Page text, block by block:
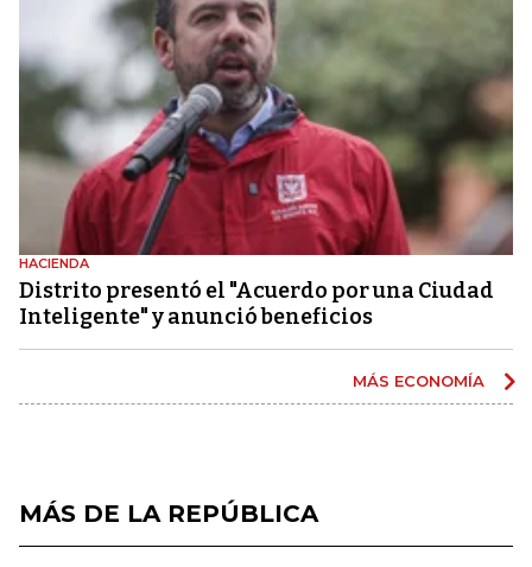
HACIENDA
Distrito presentó el "Acuerdo por una Ciudad
Inteligente" y anunció beneficios
MÁS ECONOMÍA
MÁS DE LA REPÚBLICA